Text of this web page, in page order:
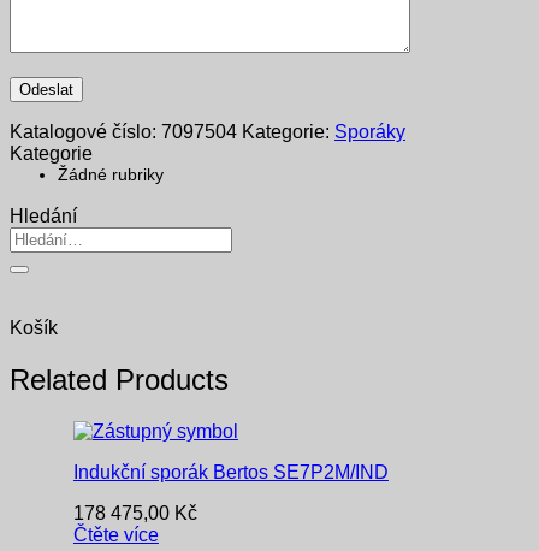
Katalogové číslo: 7097504 Kategorie: Sporáky
Kategorie
Žádné rubriky
Hledání
Hledat:
Košík
Related Products
Indukční sporák Bertos SE7P2M/IND
178 475,00 Kč
Čtěte více